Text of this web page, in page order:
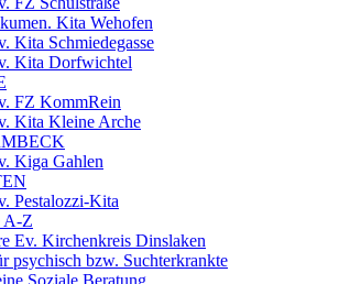
Kita Wehofen
Kita Schmiedegasse
Kita Dorfwichtel
FZ KommRein
Kita Kleine Arche
Kiga Gahlen
Pestalozzi-Kita
A-Z
Ev. Kirchenkreis Dinslaken
psychisch bzw. Suchterkrankte
Soziale Beratung